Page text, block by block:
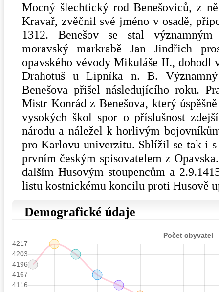
Mocný šlechtický rod Benešoviců, z
Kravař, zvěčnil své jméno v osadě,
1312. Benešov se stal
moravský markrabě Jan Jindřich
opavského vévody Mikuláše II., dohodl
Drahotuš u Lipníka n. B.
Benešova přišel následujícího roku.
Mistr Konrád z Benešova, který
vysokých škol spor o příslušnost
národu a náležel k horlivým
pro Karlovu univerzitu. Sblížil se tak i
prvním českým spisovatelem z
dalším Husovým stoupencům a
listu kostnickému koncilu proti Husově
Demografické údaje